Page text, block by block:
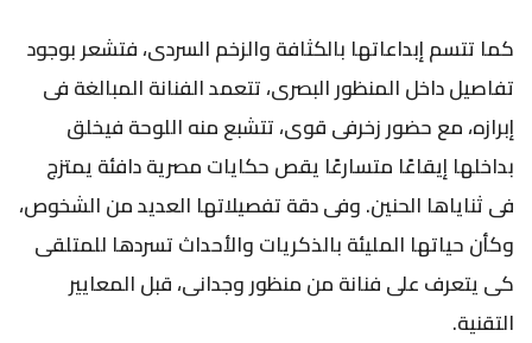
كما تتسم إبداعاتها بالكثافة والزخم السردى، فتشعر بوجود
تفاصيل داخل المنظور البصرى، تتعمد الفنانة المبالغة فى
إبرازه، مع حضور زخرفى قوى، تتشبع منه اللوحة فيخلق
بداخلها إيقاعًا متسارعًا يقص حكايات مصرية دافئة يمتزج
فى ثناياها الحنين. وفى دقة تفصيلاتها العديد من الشخوص،
وكأن حياتها المليئة بالذكريات والأحداث تسردها للمتلقى
كى يتعرف على فنانة من منظور وجدانى، قبل المعايير
التقنية.